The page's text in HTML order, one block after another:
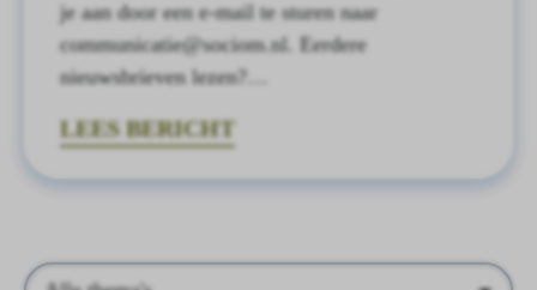
je aan door een e-mail te sturen naar
communicatie@sociom.nl. Eerdere
nieuwsbrieven lezen?…
LEES BERICHT
Thema's